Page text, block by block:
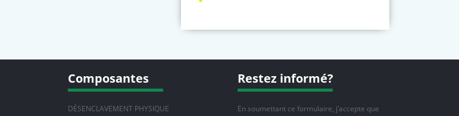
Composantes
DÉSENCLAVEMENT PHYSIQUE
Restez informé?
En soumettant ce formulaire, j’accepte que